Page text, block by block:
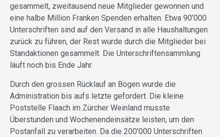
gesammelt, zweitausend neue Mitglieder gewonnen und
eine halbe Million Franken Spenden erhalten. Etwa 90’000
Unterschriften sind auf den Versand in alle Haushaltungen
zurück zu führen, der Rest wurde durch die Mitglieder bei
Standaktionen gesammelt. Die Unterschriftensammlung
läuft noch bis Ende Jahr.
Durch den grossen Rücklauf an Bögen wurde die
Administration bis aufs letzte gefordert. Die kleine
Poststelle Flaach im Zürcher Weinland musste
Überstunden und Wochenendeinsätze leisten, um den
Postanfall zu verarbeiten. Da die 200’000 Unterschriften